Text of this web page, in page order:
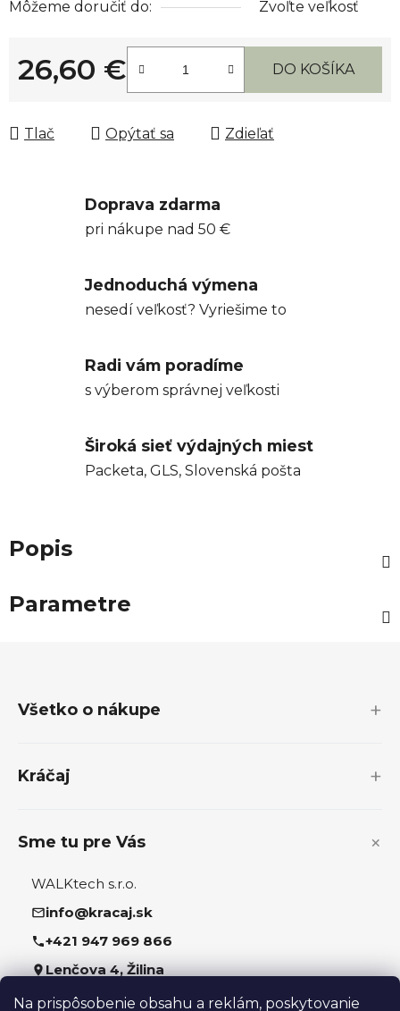
Na prispôsobenie obsahu a reklám, poskytovanie
Môžeme doručiť do:
Zvoľte veľkosť
26,60 €
Jednotková cena:
DO KOŠÍKA
Tlač Opýtať sa Zdieľať
Doprava zdarma
pri nákupe nad 50 €
Jednoduchá výmena
nesedí veľkosť? Vyriešime to
Radi vám poradíme
s výberom správnej veľkosti
Široká sieť výdajných miest
Packeta, GLS, Slovenská pošta
Popis
Parametre
Všetko o nákupe
Kráčaj
Sme tu pre Vás
WALKtech s.r.o.
info@kracaj.sk
+421 947 969 866
Lenčova 4, Žilina
Sledujte nás